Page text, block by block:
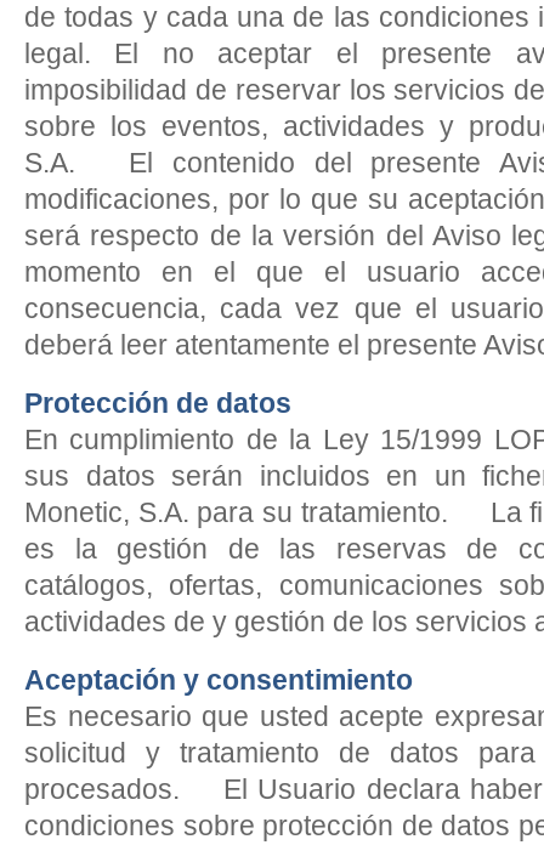
de todas y cada una de las condiciones
legal. El no aceptar el presente
imposibilidad de reservar los servicios
sobre los eventos, actividades y
S.A. El contenido del presente
modificaciones, por lo que su
será respecto de la versión del Aviso
momento en el que el usuario
consecuencia, cada vez que el
deberá leer atentamente el presente
Protección de datos
En cumplimiento de la Ley 15/1999
sus datos serán incluidos en un
Monetic, S.A. para su tratamiento. La
es la gestión de las reservas de
catálogos, ofertas, comunicaciones
actividades de y gestión de los
Aceptación y consentimiento
Es necesario que usted acepte
solicitud y tratamiento de datos
procesados. El Usuario declara
condiciones sobre protección de datos